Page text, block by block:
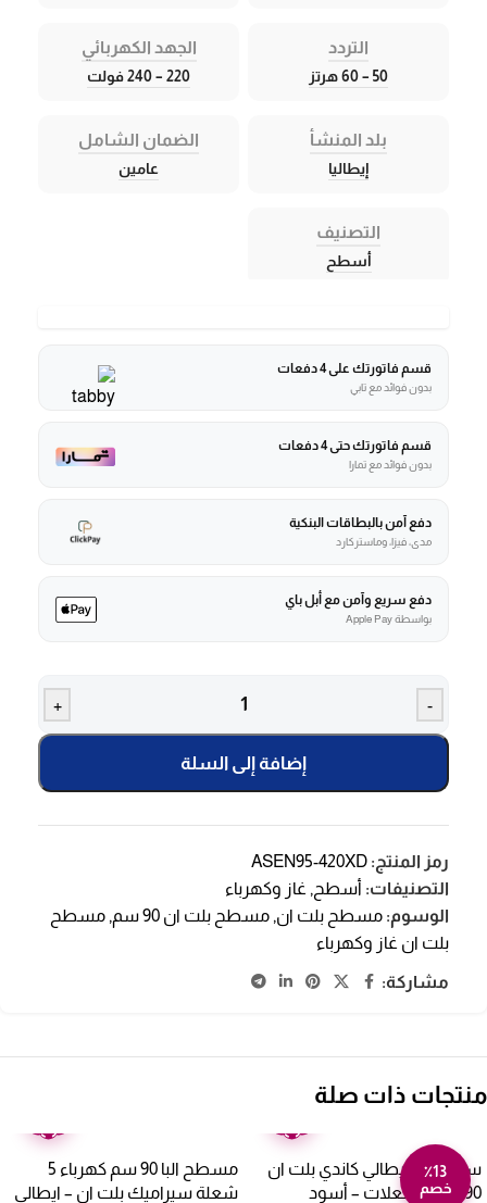
التردد
50 – 60 هرتز
الجهد الكهربائي
220 – 240 فولت
بلد المنشأ
إيطاليا
الضمان الشامل
عامين
التصنيف
أسطح
قسم فاتورتك على 4 دفعات
بدون فوائد مع تابي
قسم فاتورتك حتى 4 دفعات
بدون فوائد مع تمارا
دفع آمن بالبطاقات البنكية
مدى، فيزا، وماستركارد
دفع سريع وآمن مع أبل باي
بواسطة Apple Pay
-
+
إضافة إلى السلة
رمز المنتج: ASEN95-420XD
التصنيفات: أسطح , غاز وكهرباء
الوسوم: مسطح بلت ان, مسطح بلت ان 90 سم , مسطح
بلت ان غاز وكهرباء
مشاركة:
منتجات ذات صلة
٪13
خصم
سطح غاز ايطالي كاندي بلت ان
90 سم 5 شعلات – أسود
مسطح البا 90 سم كهرباء 5
شعلة سيراميك بلت ان – ايطالي